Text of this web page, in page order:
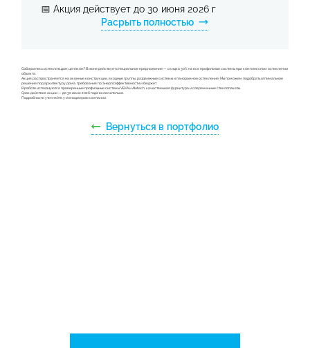
📅 Акция действует до 30 июня 2026 г
Расрыть полностью
Собираетесь остеклить дом целиком? В июне действует специальное предложение — скидка 30% на все профильные системы при комплексном остеклении
объекта.
Акция распространяется на оконные конструкции, входные группы, раздвижные системы и панорамное остекление. Мы поможем подобрать оптимальное
решение под архитектуру дома, требования по энергоэффективности и бюджет.
В работе используются проверенные профильные системы VEKA и Alutech, качественная фурнитура и современные стеклопакеты.
Срок действия акции — до 30 июня 2026 года включительно.
Подробности уточняйте у менеджеров компании.
Вернуться в портфолио